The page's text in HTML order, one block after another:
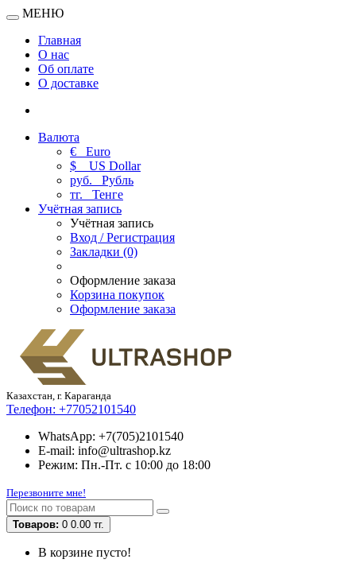
МЕНЮ
Главная
О нас
Об оплате
О доставке
Валюта
€ Euro
$
US Dollar
руб. Рубль
тг. Тенге
Учётная запись
Учётная запись
Вход / Регистрация
Закладки (0)
Оформление заказа
Корзина покупок
Оформление заказа
Казахстан, г. Караганда
Телефон: +77052101540
WhatsApp: +7(705)2101540
E-mail: info@ultrashop.kz
Режим: Пн.-Пт. с 10:00 до 18:00
Перезвоните мне!
Товаров: 0 0.00 тг.
В корзине пусто!